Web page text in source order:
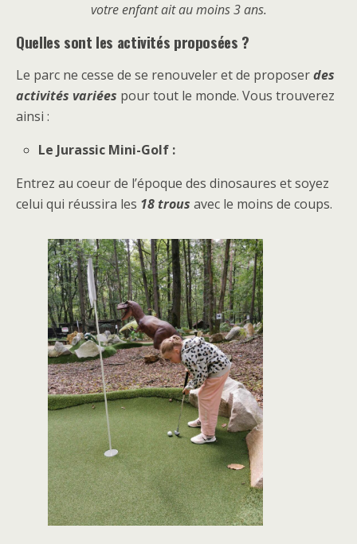
votre enfant ait au moins 3 ans.
Quelles sont les activités proposées ?
Le parc ne cesse de se renouveler et de proposerdes
activités variées pour tout le monde. Vous trouverez
ainsi :
Le Jurassic Mini-Golf :
Entrez au coeur de l’époque des dinosaures et soyez
celui qui réussira les 18 trous avec le moins de coups.